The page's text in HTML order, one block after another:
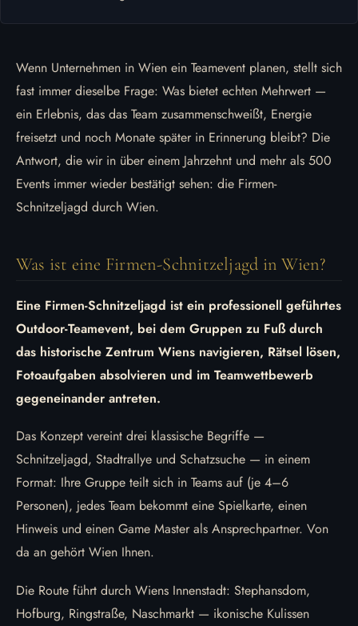
Wenn Unternehmen in Wien ein Teamevent planen, stellt sich
fast immer dieselbe Frage: Was bietet echten Mehrwert —
ein Erlebnis, das das Team zusammenschweißt, Energie
freisetzt und noch Monate später in Erinnerung bleibt? Die
Antwort, die wir in über einem Jahrzehnt und mehr als 500
Events immer wieder bestätigt sehen: die Firmen-
Schnitzeljagd durch Wien.
Was ist eine Firmen-Schnitzeljagd in Wien?
Eine Firmen-Schnitzeljagd ist ein professionell geführtes
Outdoor-Teamevent, bei dem Gruppen zu Fuß durch
das historische Zentrum Wiens navigieren, Rätsel lösen,
Fotoaufgaben absolvieren und im Teamwettbewerb
gegeneinander antreten.
Das Konzept vereint drei klassische Begriffe —
Schnitzeljagd, Stadtrallye und Schatzsuche — in einem
Format: Ihre Gruppe teilt sich in Teams auf (je 4–6
Personen), jedes Team bekommt eine Spielkarte, einen
Hinweis und einen Game Master als Ansprechpartner. Von
da an gehört Wien Ihnen.
Die Route führt durch Wiens Innenstadt: Stephansdom,
Hofburg, Ringstraße, Naschmarkt — ikonische Kulissen